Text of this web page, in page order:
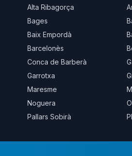
Alta Ribagorça
Bages
Baix Empordà
Barcelonès
Conca de Barberà
Garrotxa
Maresme
Noguera
Pallars Sobirà